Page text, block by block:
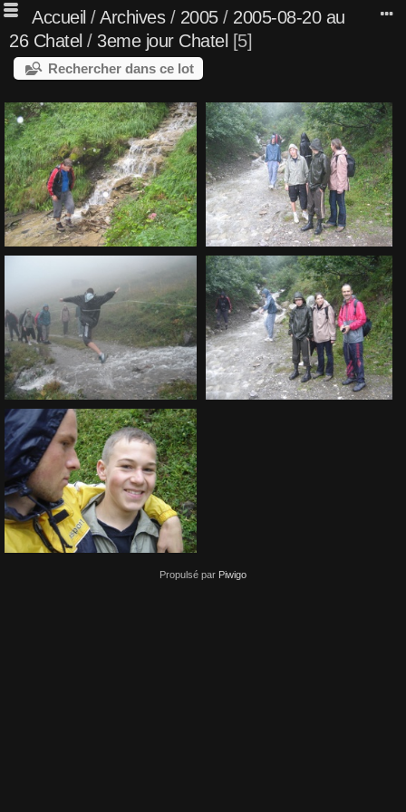
Accueil /Archives/ 2005/ 2005-08-20 au
26 Chatel / 3eme jour Chatel 5
Rechercher dans ce lot
Propulsé par Piwigo